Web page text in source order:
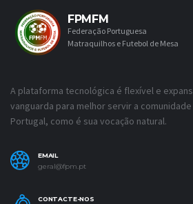
FPMFM
Federação Portuguesa
Matraquilhos e Futebol de Mesa
A plataforma tecnológica é flexível e
vanguarda para melhor servir a
Portugal, como é sua vocação natural.
EMAIL
geral@fpm.pt
CONTACTE-NOS